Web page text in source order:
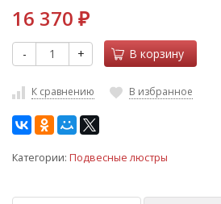
16 370 ₽
- + В корзину
К сравнению В избранное
Категории: Подвесные люстры